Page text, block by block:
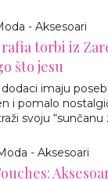
- Aksesoari
torbi iz
što jesu
imaju
i pomalo
svoju “sunčanu
- Aksesoari